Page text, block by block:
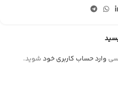
وارد حساب کاربری خودشوید.